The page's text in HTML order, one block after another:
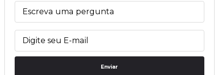
Enviar